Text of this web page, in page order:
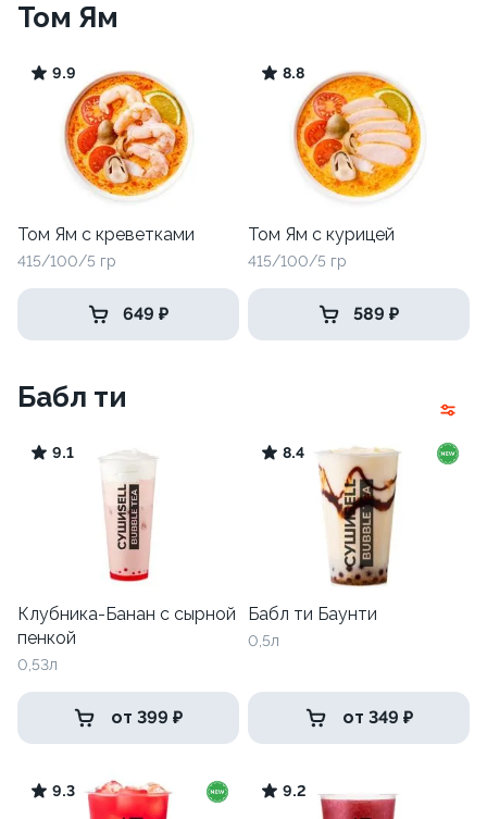
Том Ям
9.9
Том Ям с креветками
415/100/5 гр
649 ₽
8.8
Том Ям с курицей
415/100/5 гр
589 ₽
Бабл ти
9.1
Клубника-Банан с сырной
пенкой
0,53л
от 399 ₽
8.4
Бабл ти Баунти
0,5л
от 349 ₽
9.3 9.2